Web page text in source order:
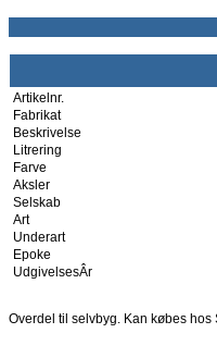
Artikelnr.
Fabrikat
Beskrivelse
Litrering
Farve
Aksler
Selskab
Art
Underart
Epoke
UdgivelsesÂr
Overdel til selvbyg. Kan købes